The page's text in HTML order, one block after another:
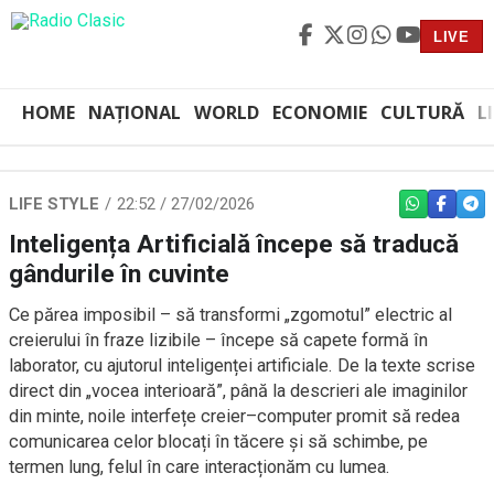
LIVE
HOME NAȚIONAL WORLD ECONOMIE CULTURĂ
LIFE STYLE 22:52 / 27/02/2026 WHATSAPP
Inteligența Artificială începe să traducă
gândurile în cuvinte
Ce părea imposibil – să transformi „zgomotul” electric al
creierului în fraze lizibile – începe să capete formă în
laborator, cu ajutorul inteligenței artificiale. De la texte scrise
direct din „vocea interioară”, până la descrieri ale imaginilor
din minte, noile interfețe creier–computer promit să redea
comunicarea celor blocați în tăcere și să schimbe, pe
termen lung, felul în care interacționăm cu lumea.